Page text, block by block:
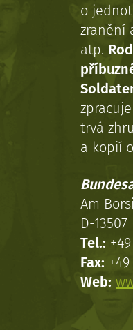
o
zranění
atp.
trvá
a kopií
Am
D-
Tel.:
Fax:
Web: